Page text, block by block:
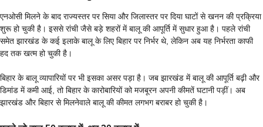
एनओसी मिलने के बाद राज्यस्तर पर सिया और जिलास्तर पर दिया घाटों से खनन की प्रक्रिया
शुरू हो चुकी है। इससे रांची जैसे बड़े शहरों में बालू की आपूर्ति में सुधार हुआ है। पहले रांची
समेत झारखंड के कई इलाके बालू के लिए बिहार पर निर्भर थे, लेकिन अब यह निर्भरता काफी
हद तक खत्म हो चुकी है।
बिहार के बालू व्यापारियों पर भी इसका असर पड़ा है। जब झारखंड में बालू की आपूर्ति बढ़ी और
डिमांड में कमी आई, तो बिहार के कारोबारियों को मजबूरन अपनी कीमतें घटानी पड़ीं। अब
झारखंड और बिहार से मिलनेवाले बालू की कीमत लगभग बराबर हो चुकी है।